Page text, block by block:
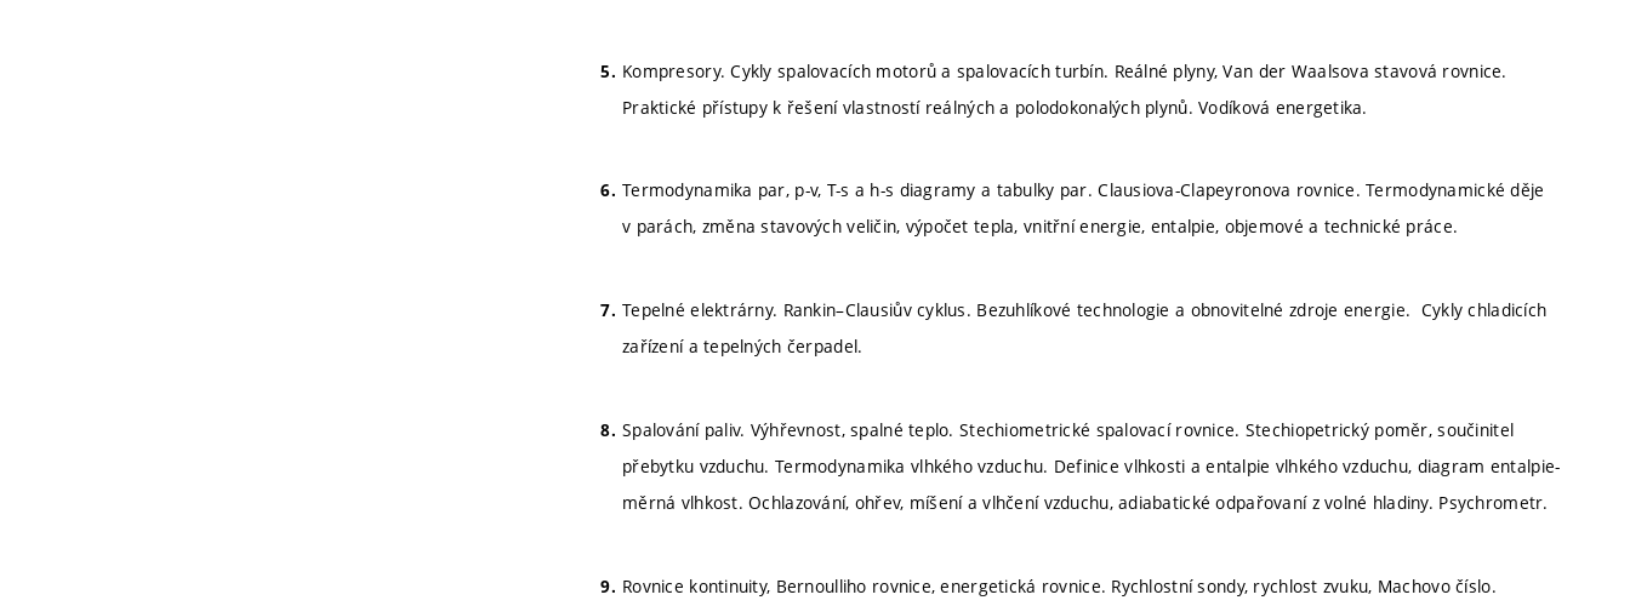
Kompresory. Cykly spalovacích motorů a spalovacích turbín. Reálné plyny, Van der Waalsova stavová rovnice.
Praktické přístupy k řešení vlastností reálných a polodokonalých plynů. Vodíková energetika.
Termodynamika par, p-v, T-s a h-s diagramy a tabulky par. Clausiova-Clapeyronova rovnice. Termodynamické děje
v parách, změna stavových veličin, výpočet tepla, vnitřní energie, entalpie, objemové a technické práce.
Tepelné elektrárny. Rankin–Clausiův cyklus. Bezuhlíkové technologie a obnovitelné zdroje energie. Cykly chladicích
zařízení a tepelných čerpadel.
Spalování paliv. Výhřevnost, spalné teplo. Stechiometrické spalovací rovnice. Stechiopetrický poměr, součinitel
přebytku vzduchu. Termodynamika vlhkého vzduchu. Definice vlhkosti a entalpie vlhkého vzduchu, diagram entalpie-
měrná vlhkost. Ochlazování, ohřev, míšení a vlhčení vzduchu, adiabatické odpařovaní z volné hladiny. Psychrometr.
Rovnice kontinuity, Bernoulliho rovnice, energetická rovnice. Rychlostní sondy, rychlost zvuku, Machovo číslo.